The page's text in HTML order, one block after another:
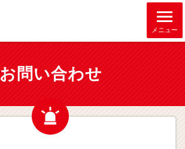
メニュー
お問い合わせ